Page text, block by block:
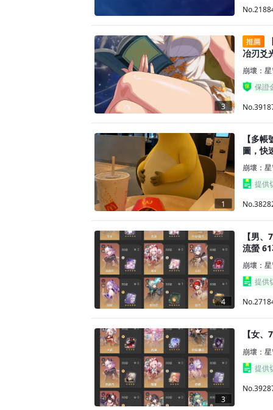
3
冶刃爻
崩壞：
保證
1
【多
圖，快
崩壞：
提供
4
【男
流螢
崩壞：
提供
3
【女
崩壞：
提供